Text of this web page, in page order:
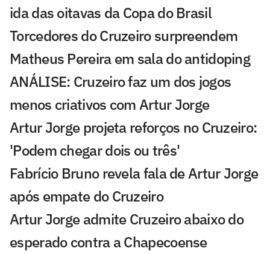
ida das oitavas da Copa do Brasil
Torcedores do Cruzeiro surpreendem
Matheus Pereira em sala do antidoping
ANÁLISE: Cruzeiro faz um dos jogos
menos criativos com Artur Jorge
Artur Jorge projeta reforços no Cruzeiro:
'Podem chegar dois ou três'
Fabrício Bruno revela fala de Artur Jorge
após empate do Cruzeiro
Artur Jorge admite Cruzeiro abaixo do
esperado contra a Chapecoense